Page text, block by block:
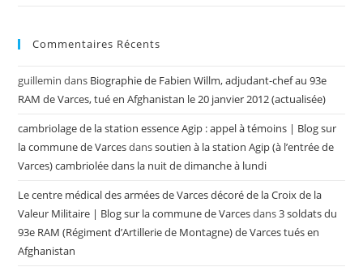
Commentaires Récents
guillemin dans Biographie de Fabien Willm, adjudant-chef au 93e
RAM de Varces, tué en Afghanistan le 20 janvier 2012 (actualisée)
cambriolage de la station essence Agip : appel à témoins | Blog sur
la commune de Varcesdanssoutien à la station Agip (à l’entrée de
Varces) cambriolée dans la nuit de dimanche à lundi
Le centre médical des armées de Varces décoré de la Croix de la
Valeur Militaire | Blog sur la commune de Varcesdans3 soldats du
93e RAM (Régiment d’Artillerie de Montagne) de Varces tués en
Afghanistan